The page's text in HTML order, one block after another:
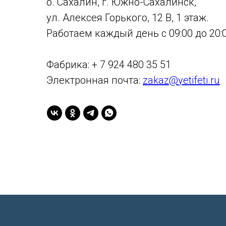
ул. Алексея Горького, 12 В, 1 этаж.
Работаем каждый день с 09:00 до
Фабрика: + 7 924 480 35 51
Электронная почта: zakaz@yetifeti.ru